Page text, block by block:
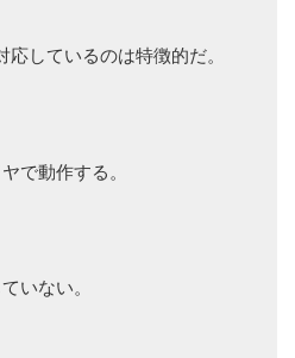
しているのは特徴的だ。
で動作する。
いない。